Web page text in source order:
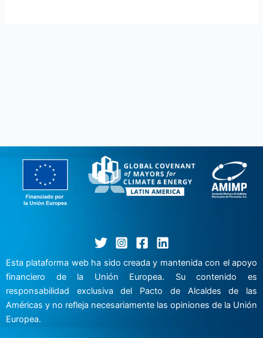
Esta plataforma web ha sido creada y mantenida con el apoyo
financiero de la Unión Europea. Su contenido es
responsabilidad exclusiva del Pacto de Alcaldes de las
Américas y no refleja necesariamente las opiniones de la Unión
Europea.